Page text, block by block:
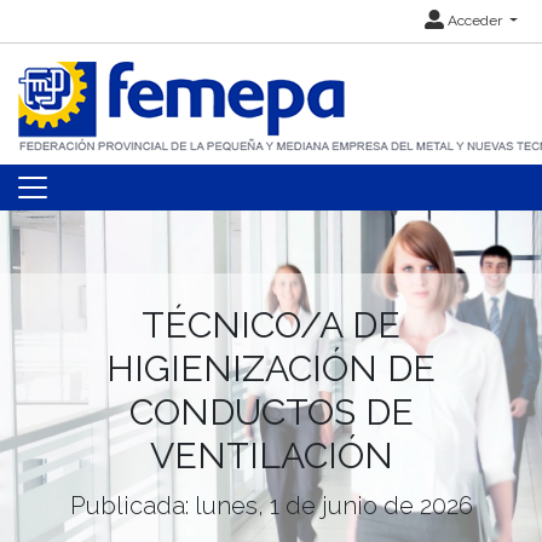
Acceder
TÉCNICO/A DE
HIGIENIZACIÓN DE
CONDUCTOS DE
VENTILACIÓN
Publicada: lunes, 1 de junio de 2026